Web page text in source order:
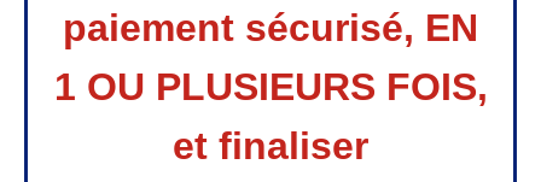
paiement sécurisé, EN
1 OU PLUSIEURS FOIS,
et finaliser